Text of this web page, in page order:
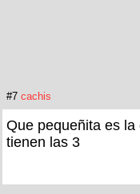
#7 cachis
Que pequeñita es
tienen las 3